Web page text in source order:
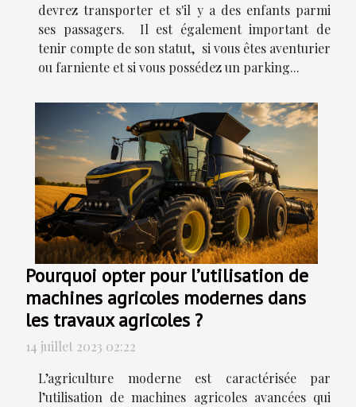
devrez transporter et s'il y a des enfants parmi
ses passagers. Il est également important de
tenir compte de son statut, si vous êtes aventurier
ou farniente et si vous possédez un parking...
Pourquoi opter pour l’utilisation de
machines agricoles modernes dans
les travaux agricoles ?
14 juillet 2023 02:22
L’agriculture moderne est caractérisée par
l’utilisation de machines agricoles avancées qui